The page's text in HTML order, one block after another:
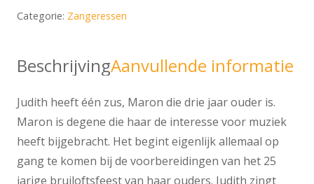
Categorie: Zangeressen
BeschrijvingAanvullende informatie
Judith heeft één zus, Maron die drie jaar ouder is.
Maron is degene die haar de interesse voor muziek
heeft bijgebracht. Het begint eigenlijk allemaal op
gang te komen bij de voorbereidingen van het 25
jarige bruiloftsfeest van haar ouders. Judith zingt